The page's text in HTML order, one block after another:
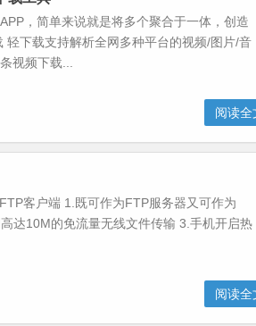
，简单来说就是将多个聚合于一体，创造
轻下载支持解析全网多种平台的视频/图片/音
视频下载...
阅读全
客户端 1.既可作为FTP服务器又可作为
达10M的免流量无线文件传输 3.手机开启热
阅读全